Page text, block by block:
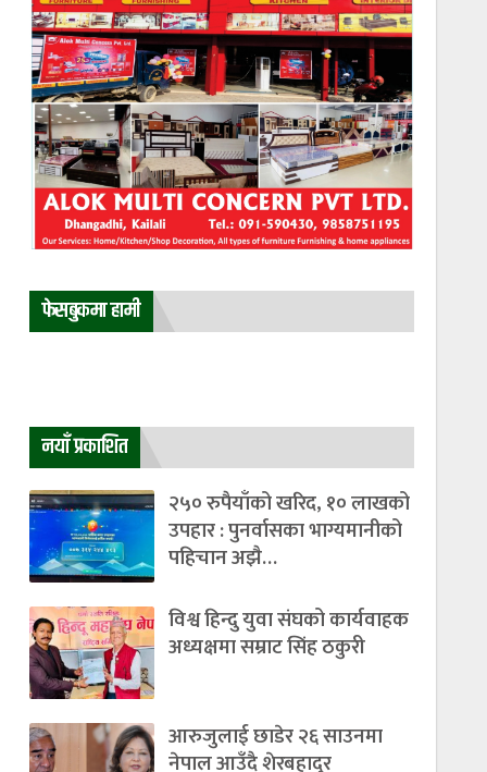
फेसबुकमा हामी
नयाँ प्रकाशित
२५० रुपैयाँको खरिद, १० लाखको
उपहार : पुनर्वासका भाग्यमानीको
पहिचान अझै…
विश्व हिन्दु युवा संघको कार्यवाहक
अध्यक्षमा सम्राट सिंह ठकुरी
आरुजुलाई छाडेर २६ साउनमा
नेपाल आउँदै शेरबहादुर